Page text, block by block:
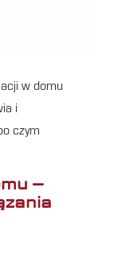
w domu
i
czym
–